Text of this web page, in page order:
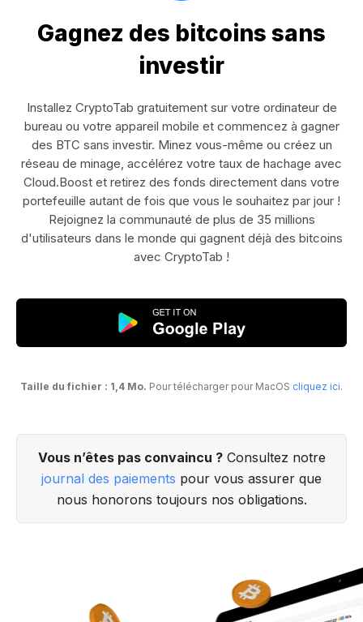
Gagnez des bitcoins sans
investir
Installez CryptoTab gratuitement sur votre ordinateur de
bureau ou votre appareil mobile et commencez à gagner
des BTC sans investir. Minez vous-même ou créez un
réseau de minage, accélérez votre taux de hachage avec
Cloud.Boost et retirez des fonds directement dans votre
portefeuille autant de fois que vous le souhaitez par jour !
Rejoignez la communauté de plus de 35 millions
d'utilisateurs dans le monde qui gagnent déjà des bitcoins
avec CryptoTab !
Taille du fichier : 1,4 Mo. Pour télécharger pour MacOS cliquez ici.
Vous n’êtes pas convaincu ?Consultez notre
journal des paiements pour vous assurer que
nous honorons toujours nos obligations.